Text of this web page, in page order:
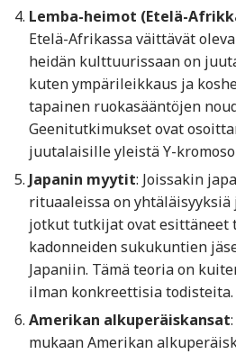
Lemba-heimot (Etelä-
Etelä-Afrikassa väittävät
heidän kulttuurissaan on
kuten ympärileikkaus ja
tapainen ruokasääntöjen
Geenitutkimukset ovat
juutalaisille yleistä Y-
Japanin myytit: Joissakin
rituaaleissa on
jotkut tutkijat ovat esittäneet
kadonneiden sukukuntien
Japaniin. Tämä teoria on
ilman konkreettisia todisteita.
Amerikan alkuperäiskansat
mukaan Amerikan